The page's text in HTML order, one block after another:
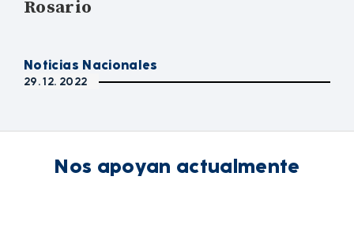
Rosario
Noticias Nacionales
29. 12. 2022
Nos apoyan actualmente